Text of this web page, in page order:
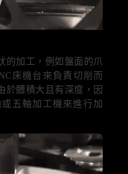
的加工，例如盤面的爪
床機台來負責切削而
於體積大且有深度，因
五軸加工機來進行加